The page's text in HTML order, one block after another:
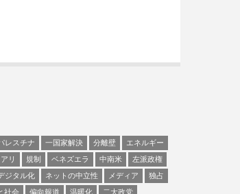
レスチナ 一国家解決 分離壁
エネルギー
リ 規制 ベネズエラ 中南米
左派政権
ジタル化 ネットの中立性 メディア
独占